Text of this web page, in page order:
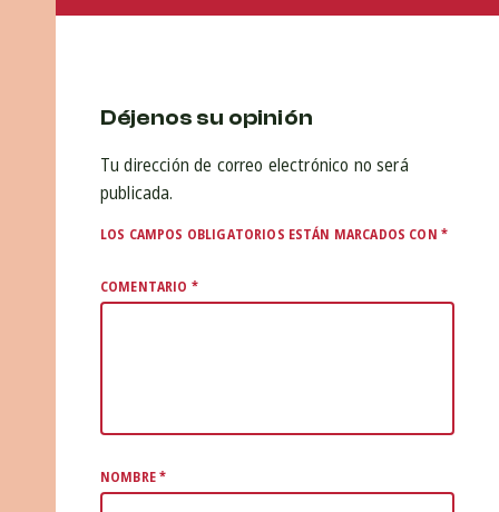
Déjenos su opinión
Tu dirección de correo electrónico no será
publicada.
LOS CAMPOS OBLIGATORIOS ESTÁN MARCADOS CON *
COMENTARIO *
NOMBRE*